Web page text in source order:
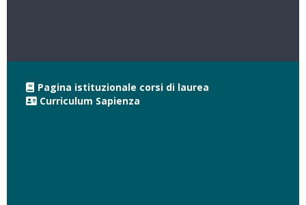
Pagina istituzionale corsi di laurea
Curriculum Sapienza